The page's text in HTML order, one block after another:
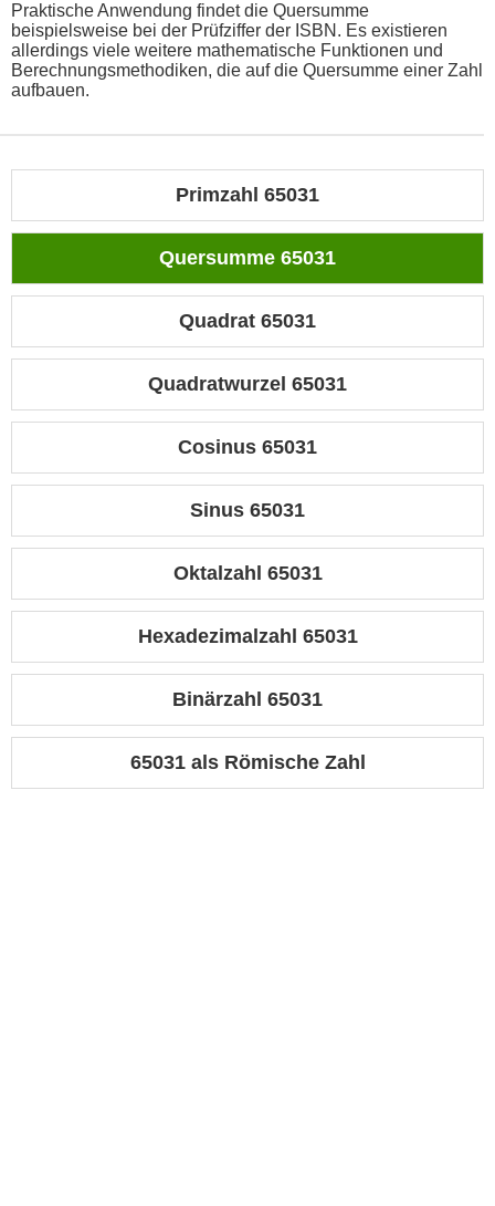
Praktische Anwendung findet die Quersumme
beispielsweise bei der Prüfziffer der ISBN. Es existieren
allerdings viele weitere mathematische Funktionen und
Berechnungsmethodiken, die auf die Quersumme einer Zahl
aufbauen.
Primzahl 65031
Quersumme 65031
Quadrat 65031
Quadratwurzel 65031
Cosinus 65031
Sinus 65031
Oktalzahl 65031
Hexadezimalzahl 65031
Binärzahl 65031
65031 als Römische Zahl